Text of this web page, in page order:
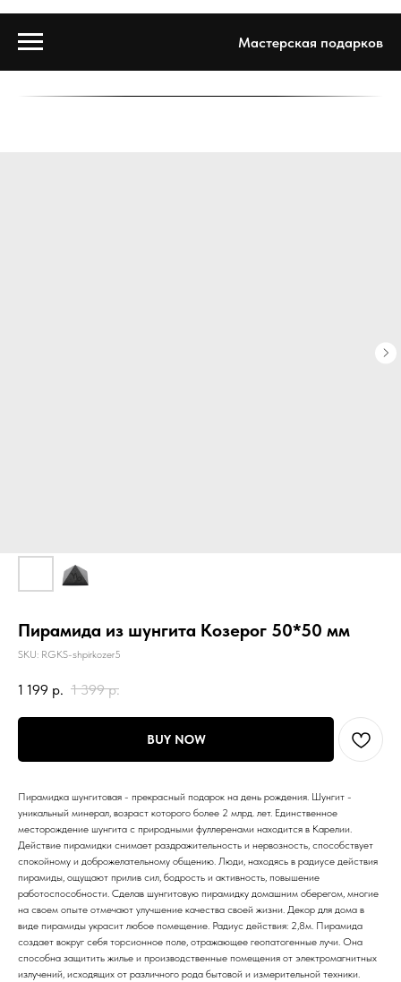
Мастерская подарков
Пирамида из шунгита Козерог 50*50 мм
SKU: RGKS-shpirkozer5
1 199 р. 1 399 р.
BUY NOW
Пирамидка шунгитовая - прекрасный подарок на день рождения. Шунгит -
уникальный минерал, возраст которого более 2 млрд. лет. Единственное
месторождение шунгита с природными фуллеренами находится в Карелии.
Действие пирамидки снимает раздражительность и нервозность, способствует
спокойному и доброжелательному общению. Люди, находясь в радиусе действия
пирамиды, ощущают прилив сил, бодрость и активность, повышение
работоспособности. Сделав шунгитовую пирамидку домашним оберегом, многие
на своем опыте отмечают улучшение качества своей жизни. Декор для дома в
виде пирамиды украсит любое помещение. Радиус действия: 2,8м. Пирамида
создает вокруг себя торсионное поле, отражающее геопатогенные лучи. Она
способна защитить жилье и производственные помещения от электромагнитных
излучений, исходящих от различного рода бытовой и измерительной техники.